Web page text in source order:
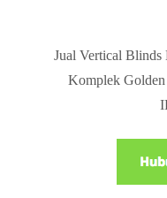
Jual Vertical Blinds
Komplek Golden